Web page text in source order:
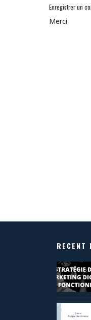
Enregistrer un
Merci
RECENT